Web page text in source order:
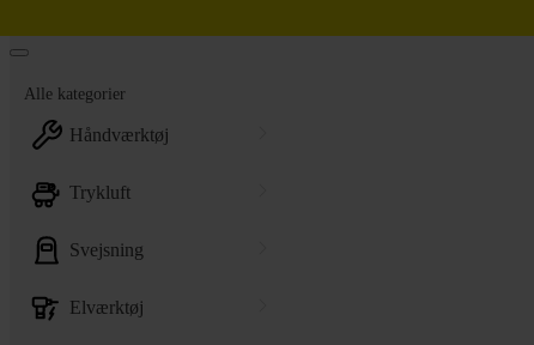
Alle kategorier
håndværktøj
trykluft
svejsning
elværktøj